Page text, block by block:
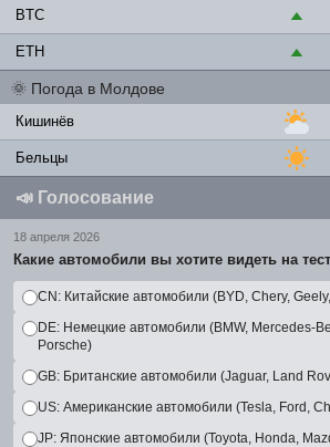
BTC ▲
ETH ▲
🌞 Погода в Молдове
Кишинёв
Бельцы
📣 Голосование
18 апреля 2026
Какие автомобили вы хотите видеть на
CN: Китайские автомобили (BYD, Chery,
DE: Немецкие автомобили (BMW, Mercedes-
Porsche)
GB: Британские автомобили (Jaguar, Land
US: Американские автомобили (Tesla, Ford,
JP: Японские автомобили (Toyota, Honda,